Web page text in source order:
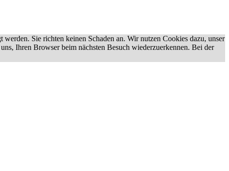
Sie richten keinen Schaden an. Wir nutzen Cookies dazu, unser
Ihren Browser beim nächsten Besuch wiederzuerkennen. Bei der